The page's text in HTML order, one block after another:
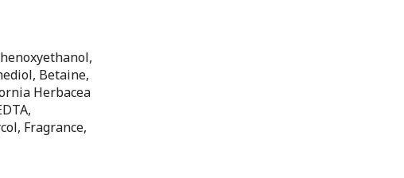
Betaine,
Herbacea
Fragrance,